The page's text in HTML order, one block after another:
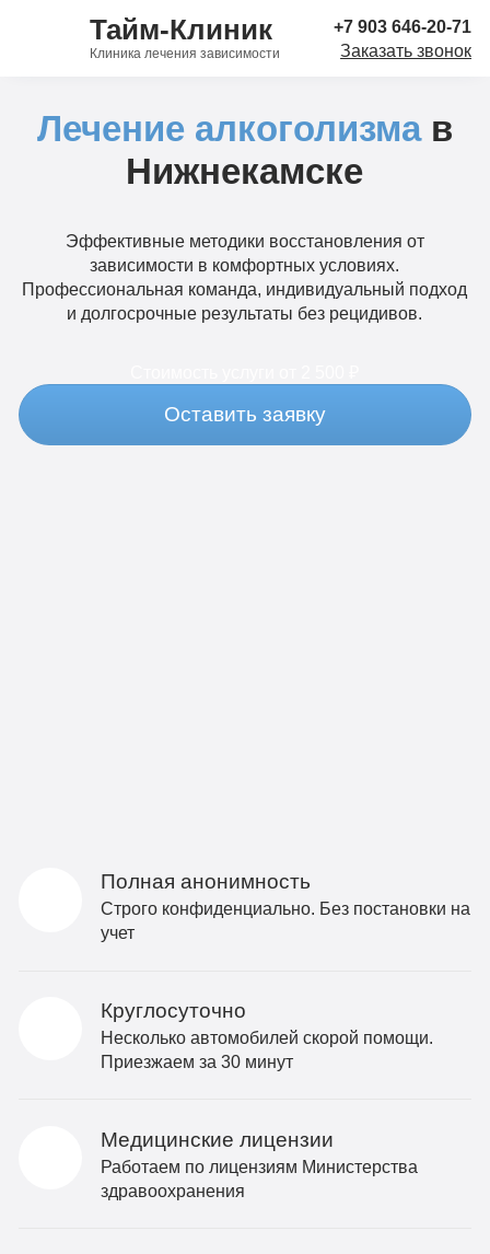
Тайм-Клиник
Клиника лечения зависимости
+7 903 646-20-71
Заказать звонок
Лечение алкоголизмав
Нижнекамске
Эффективные методики восстановления от
зависимости в комфортных условиях.
Профессиональная команда, индивидуальный подход
и долгосрочные результаты без рецидивов.
Оставить заявку
Полная анонимность
Строго конфиденциально. Без постановки на
учет
Круглосуточно
Несколько автомобилей скорой помощи.
Приезжаем за 30 минут
Медицинские лицензии
Работаем по лицензиям Министерства
здравоохранения